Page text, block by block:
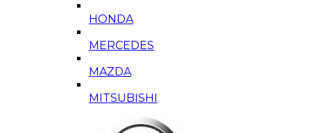
HONDA
MERCEDES
MAZDA
MITSUBISHI